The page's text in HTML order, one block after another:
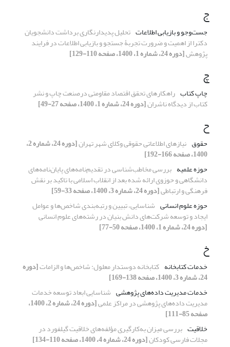
ج
جست‌وجو و بازیابی اطلاعات تحلیل پدیدارنگاری برداشت دانشجویان
دکترا از اهمیت و ضرورت تجربۀ جستجو و بازیابی اطلاعات در فرایند
پژوهش[دوره 24، شماره 1، 1400، صفحه 110-129]
چ
چاپ کتاب راهکارهای تحقق اقتصاد مقاومتی درصنعت چاپ و نشر
کتاب از دیدگاه ناشران[دوره 24، شماره 1، 1400، صفحه 27-49]
ح
حقوق نیازهای اطلاعاتی حقوقی وکلای شهر تهران [دوره 24، شماره 2،
1400، صفحه 166-192]
حوزه علمیه بررسی مخاطب‌شناسی در تقدیم‌نامه‌های پایان‌نامه‌های
دانشگاهی و حوزوی ارائه شده بعد از انقلاب اسلامی با تاکید بر نقش
فرهنگی و ارتباطی[دوره 24، شماره 3، 1400، صفحه 33-59]
حوزه علوم انسانی شناسایی، تبیین و رتبه‌بندی شاخص‌ها و عوامل
ایجاد و توسعه شرکت‌های دانش بنیان در رشته‌های علوم انسانی
[دوره 24، شماره 1، 1400، صفحه 50-77]
خ
خدمات کتابخانه کتابخانه دوستدار معلول: شاخص‌ها و الزامات[دوره
24، شماره 3، 1400، صفحه 138-169]
خدمات مدیریت داده‌های پژوهشی شناسایی ابعاد توسعه خدمات
مدیریت داده‌های پژوهشی در مراکز علمی [دوره 24، شماره 2، 1400،
صفحه 85-111]
خلاقیت بررسی میزان به‌کارگیری مؤلفه‌های خلاقیت گیلفورد در
مجلات فارسی کودکان[دوره 24، شماره 4، 1400، صفحه 110-134]